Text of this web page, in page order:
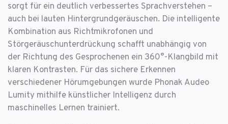
sorgt für ein deutlich verbessertes Sprachverstehen –
auch bei lauten Hintergrundgeräuschen. Die intelligente
Kombination aus Richtmikrofonen und
Störgeräuschunterdrückung schafft unabhängig von
der Richtung des Gesprochenen ein 360°-Klangbild mit
klaren Kontrasten. Für das sichere Erkennen
verschiedener Hörumgebungen wurde Phonak Audeo
Lumity mithilfe künstlicher Intelligenz durch
maschinelles Lernen trainiert.